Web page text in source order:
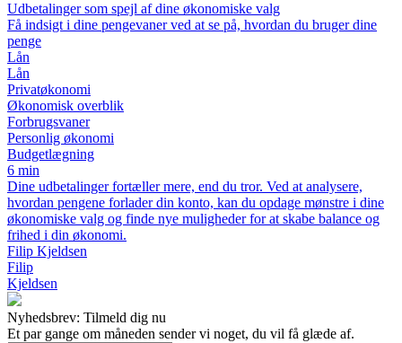
Udbetalinger som spejl af dine økonomiske valg
Få indsigt i dine pengevaner ved at se på, hvordan du bruger dine
penge
Lån
Lån
Privatøkonomi
Økonomisk overblik
Forbrugsvaner
Personlig økonomi
Budgetlægning
6 min
Dine udbetalinger fortæller mere, end du tror. Ved at analysere,
hvordan pengene forlader din konto, kan du opdage mønstre i dine
økonomiske valg og finde nye muligheder for at skabe balance og
frihed i din økonomi.
Filip Kjeldsen
Filip
Kjeldsen
Nyhedsbrev: Tilmeld dig nu
Et par gange om måneden sender vi noget, du vil få glæde af.